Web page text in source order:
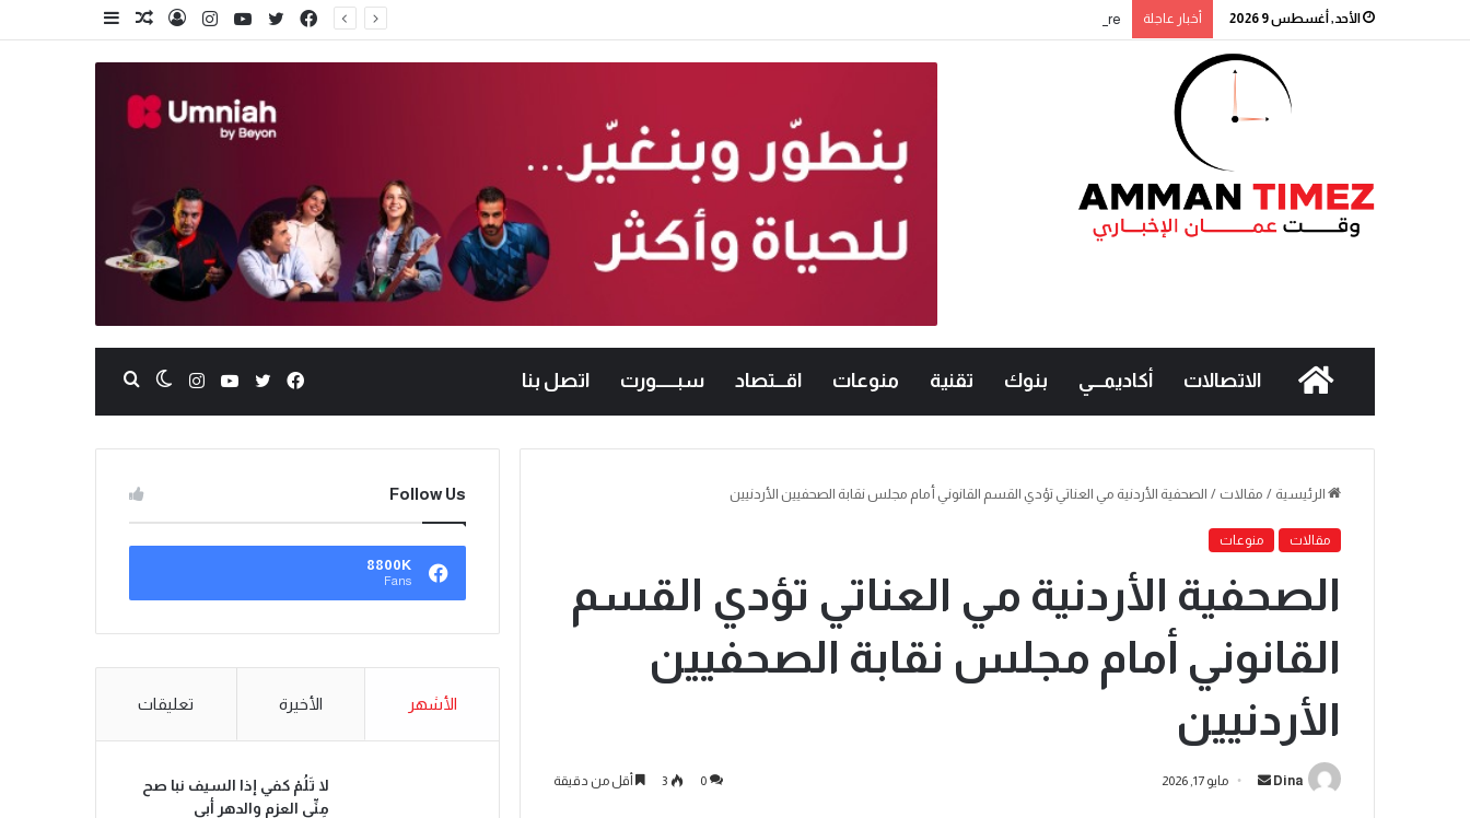
الأحد, أغسطس 9 2026 أخبار عاجلة Signature” التابع لبنك القاهرة عمّان يطلق حملة جوائز حسابات التوفير لعام 2026
الاتصالات أكاديمـــي بنوك تقنية منوعات اقـــتصاد سبــــــورت اتصل بنا
الرئيسية / مقالات / الصحفية الأردنية مي العناتي تؤدي القسم القانوني أمام مجلس نقابة الصحفيين الأردنيين
مقالات منوعات
الصحفية الأردنية مي العناتي تؤدي القسم
القانوني أمام مجلس نقابة الصحفيين
الأردنيين
Dina مايو 17, 2026 0
3 أقل من دقيقة
Follow Us
8800K
Fans
الأشهر الأخيرة تعليقات
لا تَلُمْ كفي إذا السيف نبا صح
مِنِّي العزم والدهر أبى